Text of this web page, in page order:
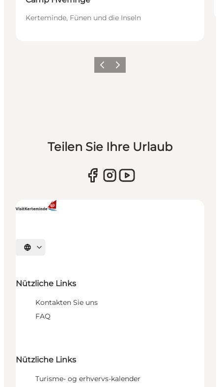
Kerteminde, Fünen und die Inseln
ZurückWeiter
Teilen Sie Ihre Urlaub
Sprache auswählen
Nützliche Links
Kontakten Sie uns
FAQ
Nützliche Links
Turisme- og erhvervs-kalender